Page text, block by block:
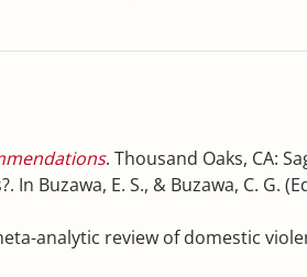
. Thousand Oaks, CA:
Buzawa, E. S., & Buzawa, C. G.
analytic review of domestic